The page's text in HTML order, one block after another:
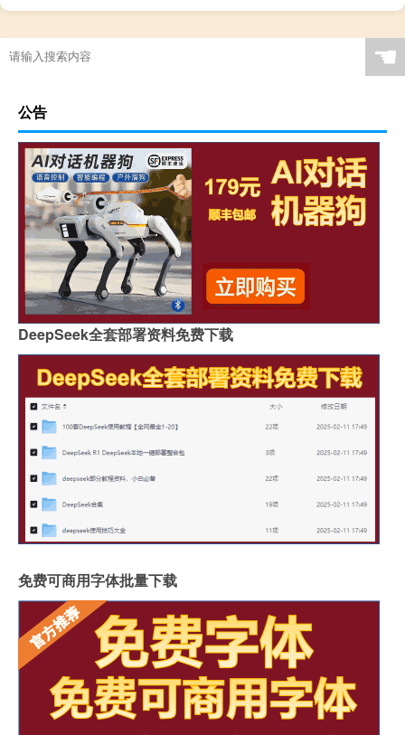
☚
公告
DeepSeek全套部署资料免费下载
免费可商用字体批量下载